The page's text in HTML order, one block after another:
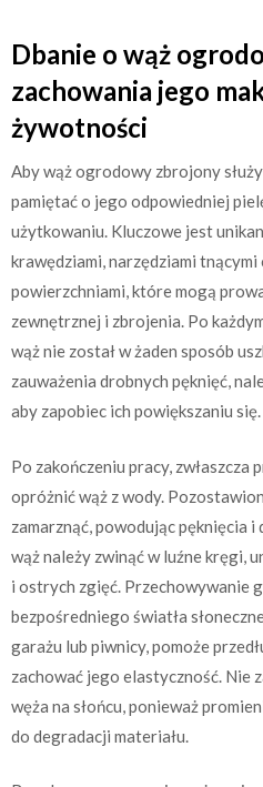
Dbanie o wąż
zachowania jego
żywotności
Aby wąż ogrodowy zbrojony
pamiętać o jego odpowiedniej
użytkowaniu. Kluczowe jest
krawędziami, narzędziami
powierzchniami, które mogą
zewnętrznej i zbrojenia. Po
wąż nie został w żaden sposób
zauważenia drobnych pęknięć,
aby zapobiec ich powiększaniu się.
Po zakończeniu pracy, zwłaszcza
opróżnić wąż z wody.
zamarznąć, powodując pęknięcia
wąż należy zwinąć w luźne kręgi,
i ostrych zgięć. Przechowywanie
bezpośredniego światła
garażu lub piwnicy, pomoże
zachować jego elastyczność. Nie
węża na słońcu, ponieważ
do degradacji materiału.